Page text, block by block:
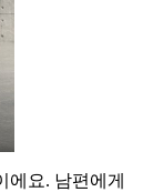
에요. 남편에게